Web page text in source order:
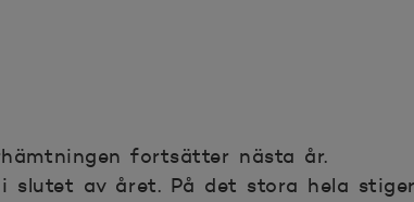
fortsätter nästa år.
slutet av året. På det stora hela